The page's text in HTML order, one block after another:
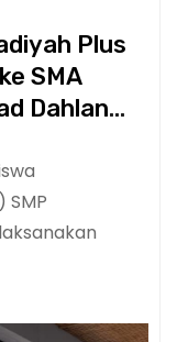
Plus
SMA
Dahlan